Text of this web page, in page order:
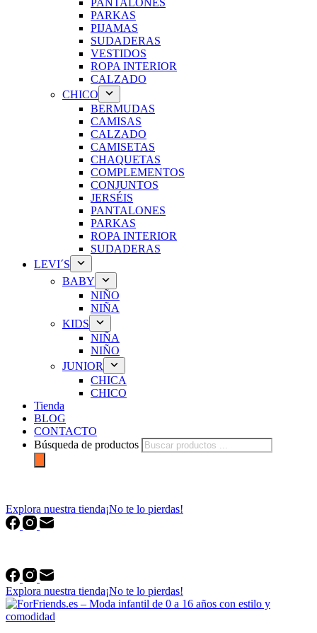
PANTALONES
PARKAS
PIJAMAS
SUDADERAS
VESTIDOS
ROPA INTERIOR
CALZADO
CHICO
BERMUDAS
CAMISAS
CALZADO
CAMISETAS
CHAQUETAS
COMPLEMENTOS
CONJUNTOS
JERSÉIS
PANTALONES
PARKAS
ROPA INTERIOR
SUDADERAS
LEVI´S
BABY
NIÑO
NIÑA
KIDS
NIÑA
NIÑO
JUNIOR
CHICA
CHICO
Tienda
BLOG
CONTACTO
Búsqueda de productos
Explora nuestra tienda¡No te lo pierdas!
Explora nuestra tienda¡No te lo pierdas!